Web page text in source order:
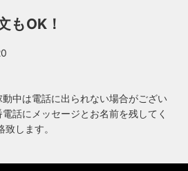
もOK！
中は電話に出られない場合がござい
話にメッセージとお名前を残してく
します。